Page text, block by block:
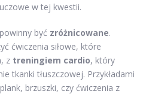
w tej kwestii.
być zróżnicowane.
ćwiczenia siłowe, które
z treningiem cardio, który
tkanki tłuszczowej. Przykładami
brzuszki, czy ćwiczenia z